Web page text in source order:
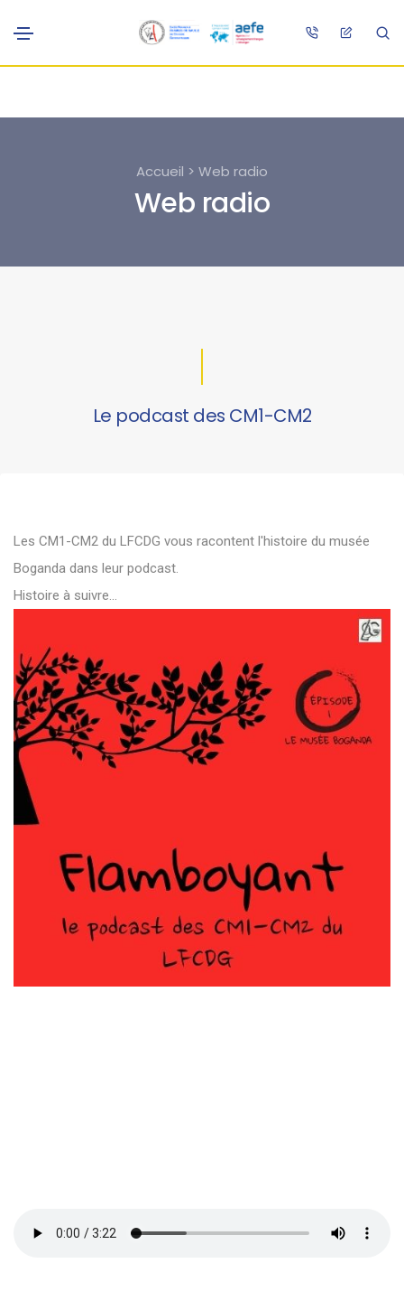
Accueil > Web radio
Web radio
Le podcast des CM1-CM2
Les CM1-CM2 du LFCDG vous racontent l'histoire du musée
Boganda dans leur podcast.
Histoire à suivre...